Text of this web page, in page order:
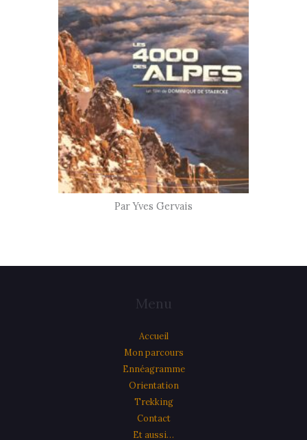
Par Yves Gervais
Menu
Accueil
Mon parcours
Ennéagramme
Orientation
Trekking
Contact
Et aussi…